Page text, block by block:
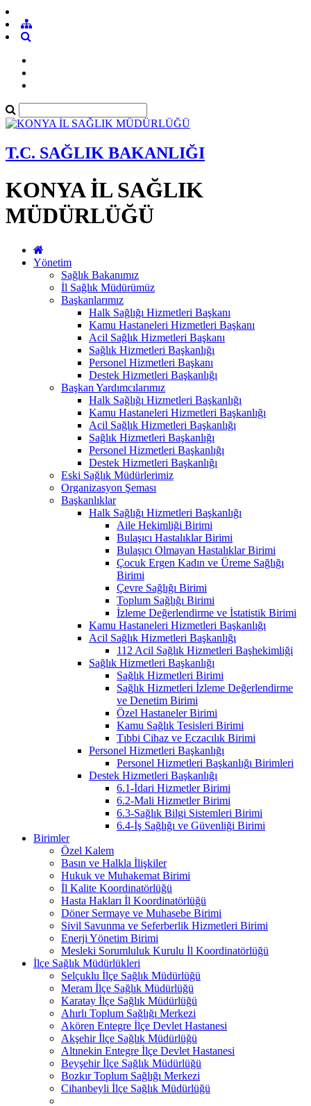
T.C. SAĞLIK BAKANLIĞI
KONYA İL SAĞLIK
MÜDÜRLÜĞÜ
Yönetim
Sağlık Bakanımız
İl Sağlık Müdürümüz
Başkanlarımız
Halk Sağlığı Hizmetleri Başkanı
Kamu Hastaneleri Hizmetleri Başkanı
Acil Sağlık Hizmetleri Başkanı
Sağlık Hizmetleri Başkanlığı
Personel Hizmetleri Başkanı
Destek Hizmetleri Başkanlığı
Başkan Yardımcılarımız
Halk Sağlığı Hizmetleri Başkanlığı
Kamu Hastaneleri Hizmetleri Başkanlığı
Acil Sağlık Hizmetleri Başkanlığı
Sağlık Hizmetleri Başkanlığı
Personel Hizmetleri Başkanlığı
Destek Hizmetleri Başkanlığı
Eski Sağlık Müdürlerimiz
Organizasyon Şeması
Başkanlıklar
Halk Sağlığı Hizmetleri Başkanlığı
Aile Hekimliği Birimi
Bulaşıcı Hastalıklar Birimi
Bulaşıcı Olmayan Hastalıklar Birimi
Çocuk Ergen Kadın ve Üreme Sağlığı
Birimi
Çevre Sağlığı Birimi
Toplum Sağlığı Birimi
İzleme Değerlendirme ve İstatistik Birimi
Kamu Hastaneleri Hizmetleri Başkanlığı
Acil Sağlık Hizmetleri Başkanlığı
112 Acil Sağlık Hizmetleri Başhekimliği
Sağlık Hizmetleri Başkanlığı
Sağlık Hizmetleri Birimi
Sağlık Hizmetleri İzleme Değerlendirme
ve Denetim Birimi
Özel Hastaneler Birimi
Kamu Sağlık Tesisleri Birimi
Tıbbi Cihaz ve Eczacılık Birimi
Personel Hizmetleri Başkanlığı
Personel Hizmetleri Başkanlığı Birimleri
Destek Hizmetleri Başkanlığı
6.1-İdari Hizmetler Birimi
6.2-Mali Hizmetler Birimi
6.3-Sağlık Bilgi Sistemleri Birimi
6.4-İş Sağlığı ve Güvenliği Birimi
Birimler
Özel Kalem
Basın ve Halkla İlişkiler
Hukuk ve Muhakemat Birimi
İl Kalite Koordinatörlüğü
Hasta Hakları İl Koordinatörlüğü
Döner Sermaye ve Muhasebe Birimi
Sivil Savunma ve Seferberlik Hizmetleri Birimi
Enerji Yönetim Birimi
Mesleki Sorumluluk Kurulu İl Koordinatörlüğü
İlçe Sağlık Müdürlükleri
Selçuklu İlçe Sağlık Müdürlüğü
Meram İlçe Sağlık Müdürlüğü
Karatay İlçe Sağlık Müdürlüğü
Ahırlı Toplum Sağlığı Merkezi
Akören Entegre İlçe Devlet Hastanesi
Akşehir İlçe Sağlık Müdürlüğü
Altınekin Entegre İlçe Devlet Hastanesi
Beyşehir İlçe Sağlık Müdürlüğü
Bozkır Toplum Sağlığı Merkezi
Cihanbeyli İlçe Sağlık Müdürlüğü